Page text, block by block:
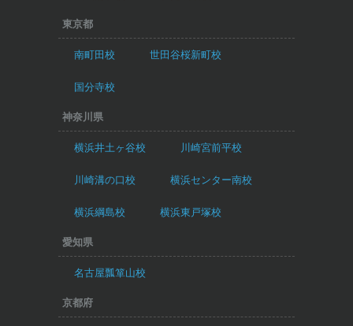
東京都
南町田校 世田谷桜新町校
国分寺校
神奈川県
横浜井土ヶ谷校 川崎宮前平校
川崎溝の口校 横浜センター南校
横浜綱島校 横浜東戸塚校
愛知県
名古屋瓢箪山校
京都府